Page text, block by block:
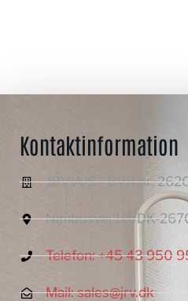
Kontaktinformation
JRV A/S - CVR nr.
Nimbusvej 10, DK-
Telefon: +45 43 950
Mail: sales@jrv.dk